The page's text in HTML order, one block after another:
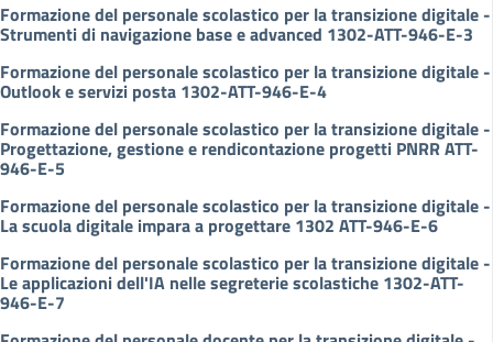
Formazione del personale scolastico per la transizione digitale -
Strumenti di navigazione base e advanced 1302-ATT-946-E-3
Formazione del personale scolastico per la transizione digitale -
Outlook e servizi posta 1302-ATT-946-E-4
Formazione del personale scolastico per la transizione digitale -
Progettazione, gestione e rendicontazione progetti PNRR ATT-
946-E-5
Formazione del personale scolastico per la transizione digitale -
La scuola digitale impara a progettare 1302 ATT-946-E-6
Formazione del personale scolastico per la transizione digitale -
Le applicazioni dell'IA nelle segreterie scolastiche 1302-ATT-
946-E-7